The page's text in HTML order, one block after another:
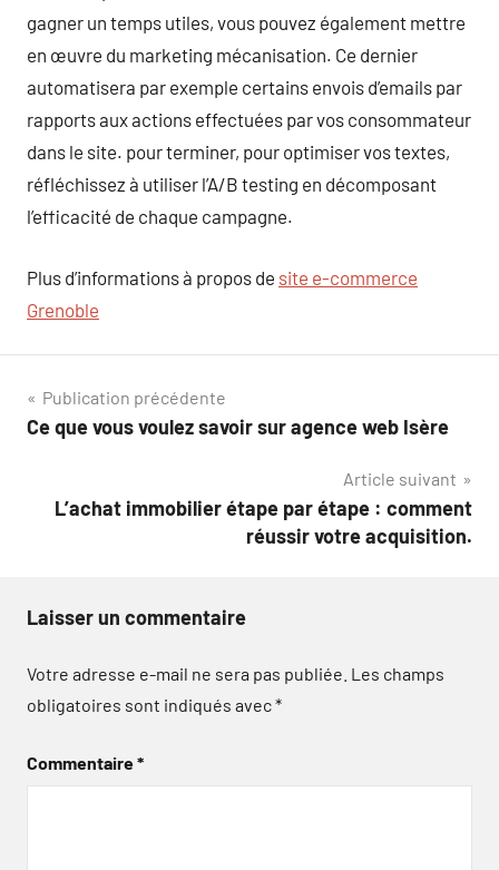
gagner un temps utiles, vous pouvez également mettre
en œuvre du marketing mécanisation. Ce dernier
automatisera par exemple certains envois d’emails par
rapports aux actions effectuées par vos consommateur
dans le site. pour terminer, pour optimiser vos textes,
réfléchissez à utiliser l’A/B testing en décomposant
l’efficacité de chaque campagne.
Plus d’informations à propos de site e-commerce
Grenoble
Navigation
de
Publication précédente
Ce que vous voulez savoir sur agence web Isère
Article suivant
L’achat immobilier étape par étape : comment
réussir votre acquisition.
Laisser un commentaire
Votre adresse e-mail ne sera pas publiée. Les champs
obligatoires sont indiqués avec*
Commentaire*